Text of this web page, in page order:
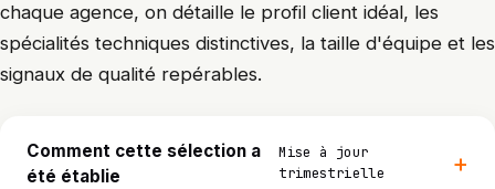
chaque agence, on détaille le profil client idéal, les
spécialités techniques distinctives, la taille d'équipe et les
signaux de qualité repérables.
Comment cette sélection a
été établie
Mise à jour
trimestrielle